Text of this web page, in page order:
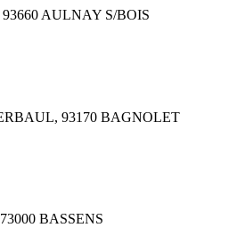
AULNAY S/BOIS
93170 BAGNOLET
BASSENS